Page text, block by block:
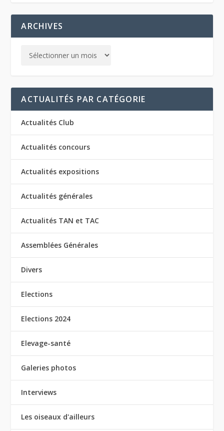
ARCHIVES
ACTUALITÉS PAR CATÉGORIE
Actualités Club
Actualités concours
Actualités expositions
Actualités générales
Actualités TAN et TAC
Assemblées Générales
Divers
Elections
Elections 2024
Elevage-santé
Galeries photos
Interviews
Les oiseaux d'ailleurs